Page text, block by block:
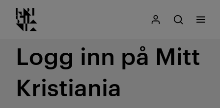
Gå
til
Kristiania logo
Mitt Kristiania
Åpne søk
Søk
Meny
Logg inn på Mitt
Kristiania